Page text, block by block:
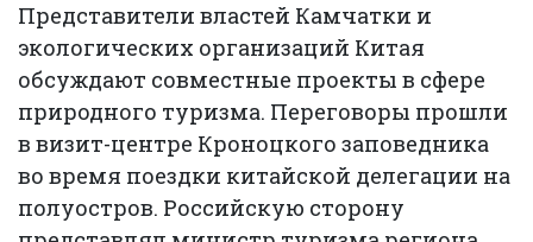
Представители властей Камчатки и
экологических организаций Китая
обсуждают совместные проекты в сфере
природного туризма. Переговоры прошли
в визит-центре Кроноцкого заповедника
во время поездки китайской делегации на
полуостров. Российскую сторону